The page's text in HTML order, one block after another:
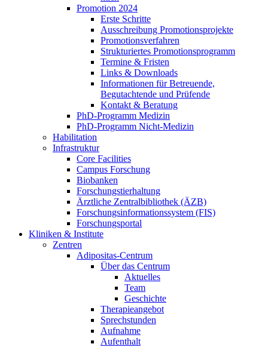
Promotion 2024
Erste Schritte
Ausschreibung Promotionsprojekte
Promotionsverfahren
Strukturiertes Promotionsprogramm
Termine & Fristen
Links & Downloads
Informationen für Betreuende,
Begutachtende und Prüfende
Kontakt & Beratung
PhD-Programm Medizin
PhD-Programm Nicht-Medizin
Habilitation
Infrastruktur
Core Facilities
Campus Forschung
Biobanken
Forschungstierhaltung
Ärztliche Zentralbibliothek (ÄZB)
Forschungsinformationssystem (FIS)
Forschungsportal
Kliniken & Institute
Zentren
Adipositas-Centrum
Über das Centrum
Aktuelles
Team
Geschichte
Therapieangebot
Sprechstunden
Aufnahme
Aufenthalt